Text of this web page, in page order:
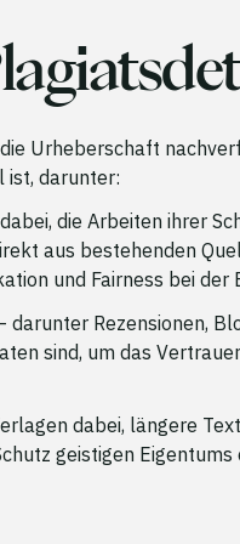
Urheberschaft
ist, darunter:
die Arbeiten ihrer
aus bestehenden
und Fairness bei
Rezensionen,
sind, um das
dabei, längere
geistigen Eigentums